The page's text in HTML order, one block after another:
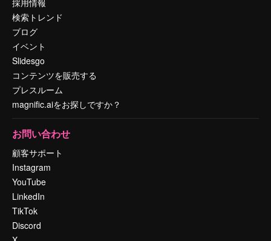
検索トレンド
ブログ
イベント
Slidesgo
コンテンツを販売する
プレスルーム
magnific.aiをお探しですか？
お問い合わせ
顧客サポート
Instagram
YouTube
LinkedIn
TikTok
Discord